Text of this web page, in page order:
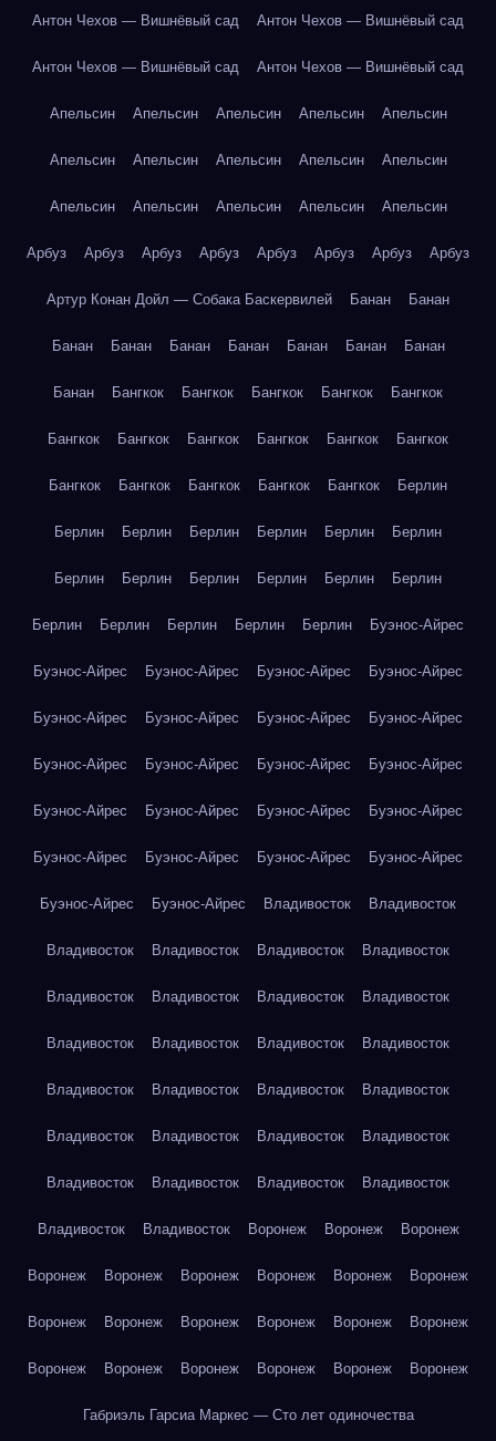
Антон Чехов — Вишнёвый сад Антон Чехов — Вишнёвый сад
Антон Чехов — Вишнёвый сад Антон Чехов — Вишнёвый сад
Апельсин Апельсин Апельсин Апельсин Апельсин
Апельсин Апельсин Апельсин Апельсин Апельсин
Апельсин Апельсин Апельсин Апельсин Апельсин
Арбуз Арбуз Арбуз Арбуз Арбуз Арбуз Арбуз Арбуз
Артур Конан Дойл — Собака Баскервилей Банан Банан
Банан Банан Банан Банан Банан Банан Банан
Банан Бангкок Бангкок Бангкок Бангкок Бангкок
Бангкок Бангкок Бангкок Бангкок Бангкок Бангкок
Бангкок Бангкок Бангкок Бангкок Бангкок Берлин
Берлин Берлин Берлин Берлин Берлин Берлин
Берлин Берлин Берлин Берлин Берлин Берлин
Берлин Берлин Берлин Берлин Берлин Буэнос-Айрес
Буэнос-Айрес Буэнос-Айрес Буэнос-Айрес Буэнос-Айрес
Буэнос-Айрес Буэнос-Айрес Буэнос-Айрес Буэнос-Айрес
Буэнос-Айрес Буэнос-Айрес Буэнос-Айрес Буэнос-Айрес
Буэнос-Айрес Буэнос-Айрес Буэнос-Айрес Буэнос-Айрес
Буэнос-Айрес Буэнос-Айрес Буэнос-Айрес Буэнос-Айрес
Буэнос-Айрес Буэнос-Айрес Владивосток Владивосток
Владивосток Владивосток Владивосток Владивосток
Владивосток Владивосток Владивосток Владивосток
Владивосток Владивосток Владивосток Владивосток
Владивосток Владивосток Владивосток Владивосток
Владивосток Владивосток Владивосток Владивосток
Владивосток Владивосток Владивосток Владивосток
Владивосток Владивосток Воронеж Воронеж Воронеж
Воронеж Воронеж Воронеж Воронеж Воронеж Воронеж
Воронеж Воронеж Воронеж Воронеж Воронеж Воронеж
Воронеж Воронеж Воронеж Воронеж Воронеж Воронеж
Габриэль Гарсиа Маркес — Сто лет одиночества